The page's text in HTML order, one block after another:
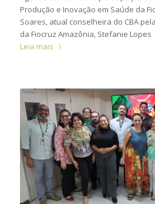
Produção e Inovação em Saúde da
Soares, atual conselheira do CBA
da Fiocruz Amazônia, Stefanie Lopes
Leia mais